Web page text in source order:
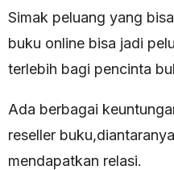
Simak peluang yang
buku online bisa jadi
terlebih bagi pencinta
Ada berbagai
reseller
mendapatkan relasi.